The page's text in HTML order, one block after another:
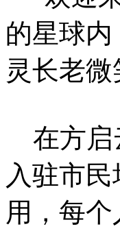
的星球
灵长老
在方启
入驻市
用，每